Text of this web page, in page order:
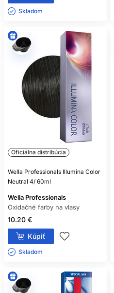
Skladom ㅤ
Oficiálna distribúcia
Wella Professionals Illumina Color
Neutral 4/ 60ml
Wella Professionals
Oxidačné farby na vlasy
10.20 €
Kúpiť
Skladom ㅤ